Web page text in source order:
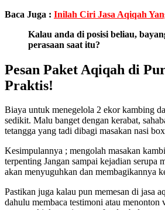
Baca Juga : Inilah Ciri Jasa Aqiqah
Kalau anda di posisi beliau,
perasaan saat itu?
Pesan Paket Aqiqah di
Praktis!
Biaya untuk menegelola 2 ekor kambing
sedikit. Malu banget dengan kerabat,
tetangga yang tadi dibagi masakan nasi
Kesimpulannya ; mengolah masakan
terpenting Jangan sampai kejadian serupa
akan menyuguhkan dan membagikannya
Pastikan juga kalau pun memesan di jasa
dahulu membaca testimoni atau menonton